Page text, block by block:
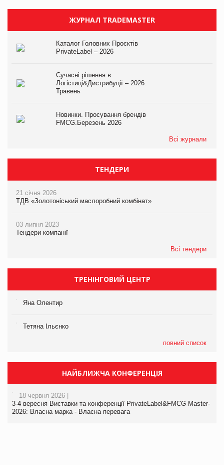
ЖУРНАЛ TRADEMASTER
Каталог Головних Проєктів
PrivateLabel – 2026
Сучасні рішення в
Логістиці&Дистрибуції – 2026.
Травень
Новинки. Просування брендів
FMCG.Березень 2026
Всі журнали
ТЕНДЕРИ
21 січня 2026
ТДВ «Золотоніський маслоробний комбінат»
03 липня 2023
Тендери компанії
Всі тендери
ТРЕНІНГОВИЙ ЦЕНТР
Яна Олентир
Тетяна Ільєнко
повний список
НАЙБЛИЖЧА КОНФЕРЕНЦІЯ
18 червня 2026 |
3-4 вересня Виставки та конференції PrivateLabel&FMCG Master-
2026: Власна марка - Власна перевага